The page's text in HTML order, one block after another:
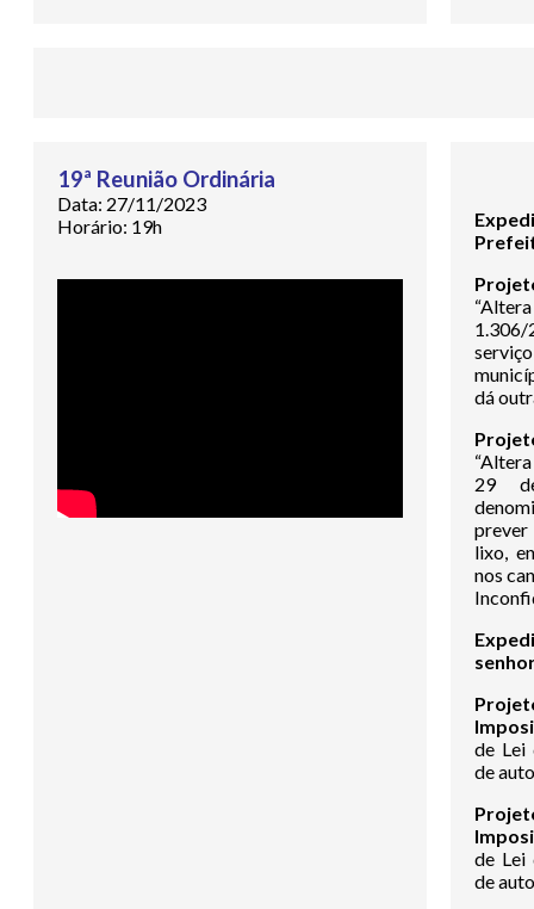
19ª Reunião Ordinária
Data: 27/11/2023
Horário: 19h
dá
29
lixo,
nos
de Lei
de
de Lei
de